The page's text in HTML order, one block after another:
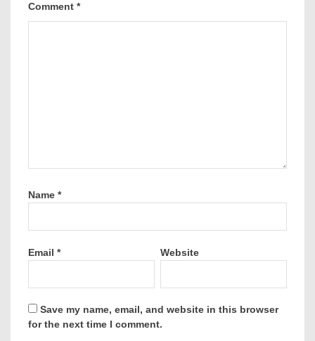
Comment *
Name *
Email * Website
Save my name, email, and website in this browser
for the next time I comment.